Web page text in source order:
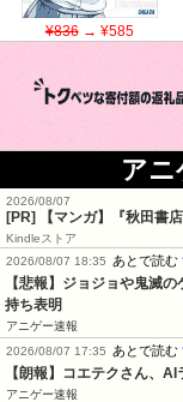
¥836→ ¥585
アニ
2026/08/07
[PR] 【マンガ】『秋田書
Kindleストア
2026/08/07 18:35
あとで読む
【悲報】ジョジョや鬼滅
持ち表明
アニゲー速報
2026/08/07 17:35
あとで読む
【朗報】コエテクさん、
アニゲー速報